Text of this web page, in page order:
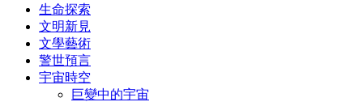
生命探索
文明新見
文學藝術
警世預言
宇宙時空
巨變中的宇宙